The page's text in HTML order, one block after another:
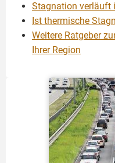
Stagnation verläuft
Ist thermische
Weitere Ratgeber
Ihrer Region